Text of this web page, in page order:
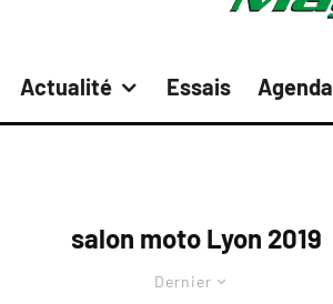
Actualité Essais Agenda
salon moto Lyon 2019
Dernier